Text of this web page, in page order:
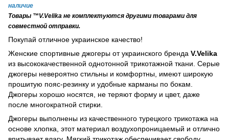
наличие
Товары ™V.Velika не комплектуются другими товарами для
совместной отправки.
Покупай отличное украинское качество!
Женские спортивные джогеры от украинского бренда V.Velika
из высококачественной однотонной трикотажной ткани. Серые
джогеры невероятно стильны и комфортны, имеют широкую
прошитую пояс-резинку и удобные карманы по бокам.
Джогеры хорошо носятся, не теряют форму и цвет, даже
после многократной стирки.
Джогеры выполнены из качественного турецкого трикотажа на
основе хлопка, этот материал воздухопроницаемый и отлично